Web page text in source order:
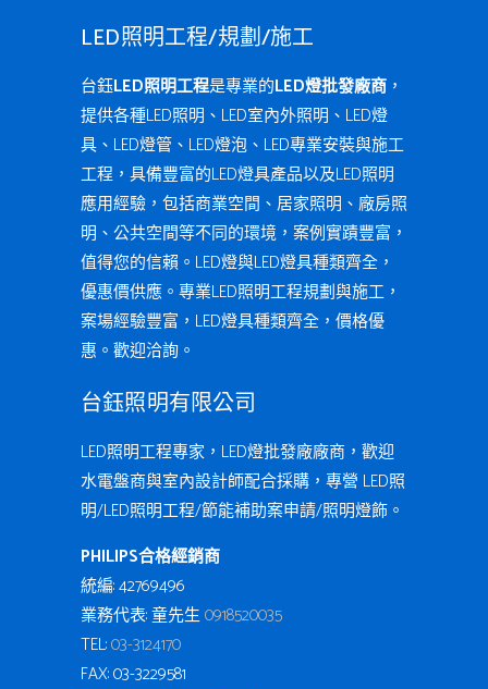
LED照明工程/規劃/施工
台鈺LED照明工程是專業的LED燈批發廠商 ，
提供各種LED照明、LED室內外照明、LED燈
具、LED燈管、LED燈泡、LED專業安裝與施工
工程，具備豐富的LED燈具產品以及LED照明
應用經驗，包括商業空間、居家照明、廠房照
明、公共空間等不同的環境，案例實蹟豐富，
值得您的信賴。LED燈與LED燈具種類齊全，
優惠價供應。專業LED照明工程規劃與施工，
案場經驗豐富，LED燈具種類齊全，價格優
惠。歡迎洽詢。
台鈺照明有限公司
LED照明工程專家，LED燈批發廠廠商，歡迎
水電盤商與室內設計師配合採購，專營 LED照
明/LED照明工程/節能補助案申請/照明燈飾。
PHILIPS合格經銷商
統編: 42769496
業務代表: 童先生0918520035
TEL:03-3124170
FAX: 03-3229581